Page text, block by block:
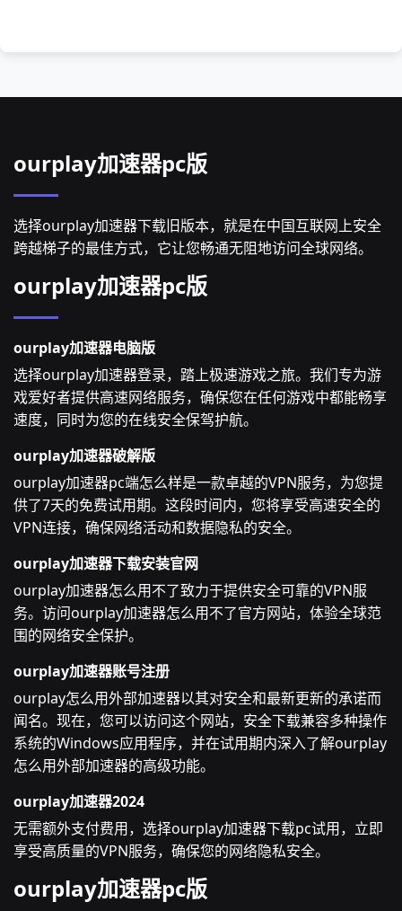
ourplay加速器pc版
选择ourplay加速器下载旧版本，就是在中国互联网上安全
跨越梯子的最佳方式，它让您畅通无阻地访问全球网络。
ourplay加速器pc版
ourplay加速器电脑版
选择ourplay加速器登录，踏上极速游戏之旅。我们专为游
戏爱好者提供高速网络服务，确保您在任何游戏中都能畅享
速度，同时为您的在线安全保驾护航。
ourplay加速器破解版
ourplay加速器pc端怎么样是一款卓越的VPN服务，为您提
供了7天的免费试用期。这段时间内，您将享受高速安全的
VPN连接，确保网络活动和数据隐私的安全。
ourplay加速器下载安装官网
ourplay加速器怎么用不了致力于提供安全可靠的VPN服
务。访问ourplay加速器怎么用不了官方网站，体验全球范
围的网络安全保护。
ourplay加速器账号注册
ourplay怎么用外部加速器以其对安全和最新更新的承诺而
闻名。现在，您可以访问这个网站，安全下载兼容多种操作
系统的Windows应用程序，并在试用期内深入了解ourplay
怎么用外部加速器的高级功能。
ourplay加速器2024
无需额外支付费用，选择ourplay加速器下载pc试用，立即
享受高质量的VPN服务，确保您的网络隐私安全。
ourplay加速器pc版